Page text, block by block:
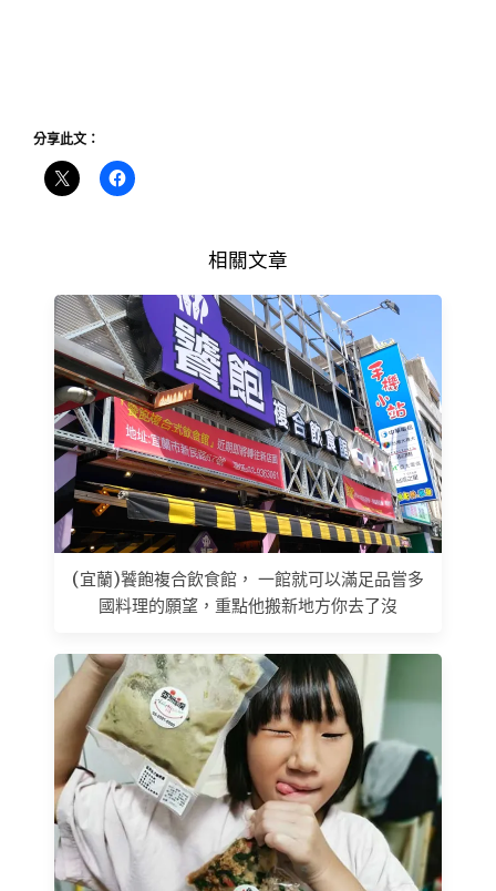
分享此文：
相關文章
(宜蘭)饕飽複合飲食館， 一館就可以滿足品嘗多
國料理的願望，重點他搬新地方你去了沒